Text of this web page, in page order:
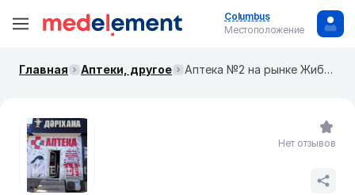
Columbus
Местоположение
Главная Аптеки, другое Аптека №2 на рынке Жибек Жолы (ИП "Найзабекова")
Нет отзывов